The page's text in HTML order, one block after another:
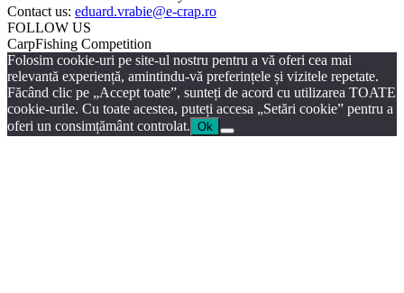
Contact us: eduard.vrabie@e-crap.ro
FOLLOW US
CarpFishing Competition
Folosim cookie-uri pe site-ul nostru pentru a vă oferi cea mai
relevantă experiență, amintindu-vă preferințele și vizitele repetate.
Făcând clic pe „Accept toate”, sunteți de acord cu utilizarea TOATE
cookie-urile. Cu toate acestea, puteți accesa „Setări cookie” pentru a
oferi un consimțământ controlat. Ok